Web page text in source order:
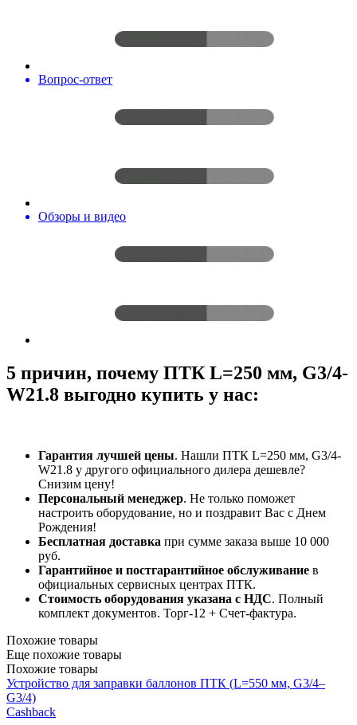
Вопрос-ответ
Обзоры и видео
5 причин, почему ПТК L=250 мм, G3/4-
W21.8 выгодно купить у нас:
Гарантия лучшей цены. Нашли ПТК L=250 мм, G3/4-
W21.8 у другого официального дилера дешевле?
Снизим цену!
Персональный менеджер. Не только поможет
настроить оборудование, но и поздравит Вас с Днем
Рождения!
Бесплатная доставка при сумме заказа выше 10 000
руб.
Гарантийное и постгарантийное обслуживание в
официальных сервисных центрах ПТК.
Стоимость оборудования указана с НДС. Полный
комплект документов. Торг-12 + Счет-фактура.​
Похожие товары
Еще похожие товары
Похожие товары
Устройство для заправки баллонов ПТК (L=550 мм, G3/4–
G3/4)
Cashback